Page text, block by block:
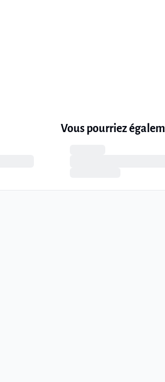
Vous pourriez